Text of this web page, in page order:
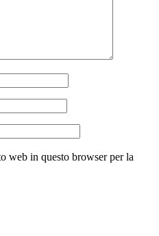
web in questo browser per la